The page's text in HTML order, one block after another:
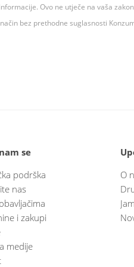
Ovo ne utječe na vaša
bez prethodne suglasnosti
se
podrška
nas
i zakupi
medije
O